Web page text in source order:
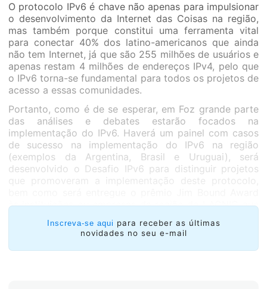
O protocolo IPv6 é chave não apenas para impulsionar
o desenvolvimento da Internet das Coisas na região,
mas também porque constitui uma ferramenta vital
para conectar 40% dos latino-americanos que ainda
não tem Internet, já que são 255 milhões de usuários e
apenas restam 4 milhões de endereços IPv4, pelo que
o IPv6 torna-se fundamental para todos os projetos de
acesso a essas comunidades.
Portanto, como é de se esperar, em Foz grande parte
das análises e debates estarão focados na
implementação do IPv6. Haverá um painel com casos
de sucesso na implementação do IPv6 na região
(exemplos da Argentina, Brasil e Uruguai), será
desenvolvido o Desafio IPv6 para distinguir projetos
que promoveram a implementação deste protocolo,
às instituições ou empresas da região de LACNIC que
atingiram certas percentagens de tráfego IPv6.
Segundo pesquisas realizadas por LACNIC, pelo
menos nove países da região já apresentam tráfego
Inscreva-se aqui para receber as últimas
novidades no seu e-mail